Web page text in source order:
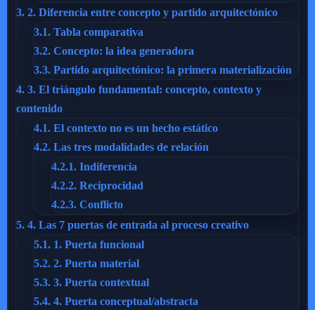
3. 2. Diferencia entre concepto y partido arquitectónico
3.1. Tabla comparativa
3.2. Concepto: la idea generadora
3.3. Partido arquitectónico: la primera materialización
4. 3. El triángulo fundamental: concepto, contexto y
contenido
4.1. El contexto no es un hecho estático
4.2. Las tres modalidades de relación
4.2.1. Indiferencia
4.2.2. Reciprocidad
4.2.3. Conflicto
5. 4. Las 7 puertas de entrada al proceso creativo
5.1. 1. Puerta funcional
5.2. 2. Puerta material
5.3. 3. Puerta contextual
5.4. 4. Puerta conceptual/abstracta